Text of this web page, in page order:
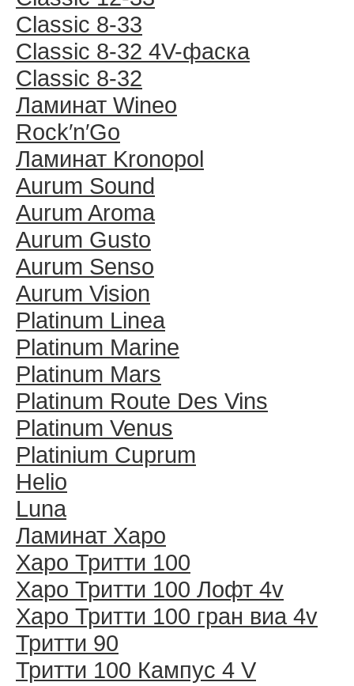
Classic 8-33
Classic 8-32 4V-фаска
Classic 8-32
Ламинат Wineo
Rock′n′Go
Ламинат Kronopol
Aurum Sound
Aurum Aroma
Aurum Gusto
Aurum Senso
Aurum Vision
Platinum Linea
Platinum Marine
Platinum Mars
Platinum Route Des Vins
Platinum Venus
Platinium Cuprum
Helio
Luna
Ламинат Харо
Харо Тритти 100
Харо Тритти 100 Лофт 4v
Харо Тритти 100 гран виа 4v
Тритти 90
Тритти 100 Кампус 4 V